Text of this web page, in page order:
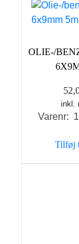
OLIE-/
inkl.
Varenr:
Tilføj